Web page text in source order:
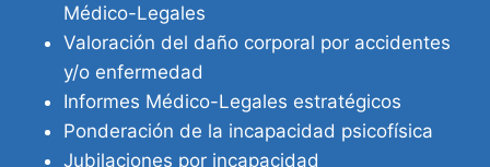
Médico-Legales
Valoración del daño corporal por accidentes
y/o enfermedad
Informes Médico-Legales estratégicos
Ponderación de la incapacidad psicofísica
Jubilaciones por incapacidad